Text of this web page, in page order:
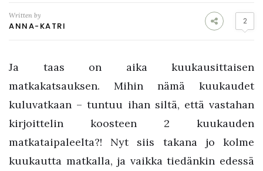
Written by
ANNA-KATRI 2
Ja taas on aika kuukausittaisen
matkakatsauksen. Mihin nämä kuukaudet
kuluvatkaan – tuntuu ihan siltä, että vastahan
kirjoittelin koosteen 2 kuukauden
matkataipaleelta?! Nyt siis takana jo kolme
kuukautta matkalla, ja vaikka tiedänkin edessä